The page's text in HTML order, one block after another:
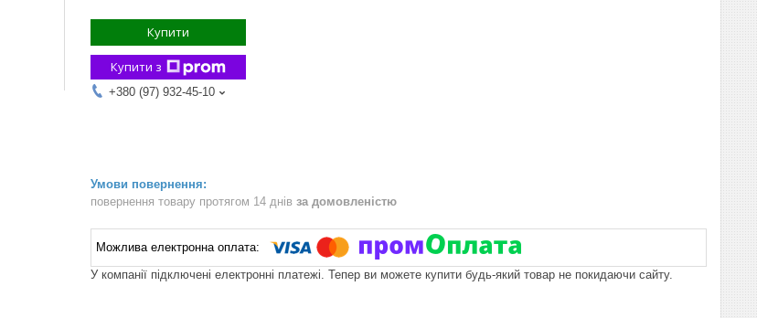
Купити
Купити з
+380 (97) 932-45-10
повернення товару протягом 14 днів за домовленістю
У компанії підключені електронні платежі. Тепер ви можете купити будь-який товар не покидаючи сайту.